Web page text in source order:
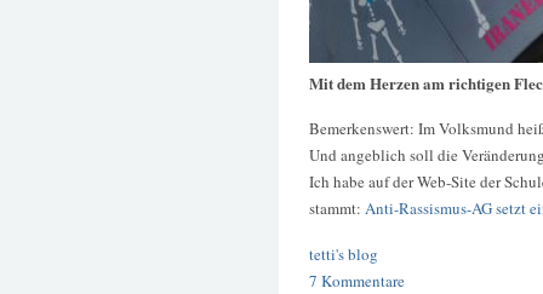
Mit dem Herzen am richtigen
Bemerkenswert: Im Volksmund
Und angeblich soll die
Ich habe auf der Web-Site der
stammt: Anti-Rassismus-AG setzt
tetti's blog
7 Kommentare